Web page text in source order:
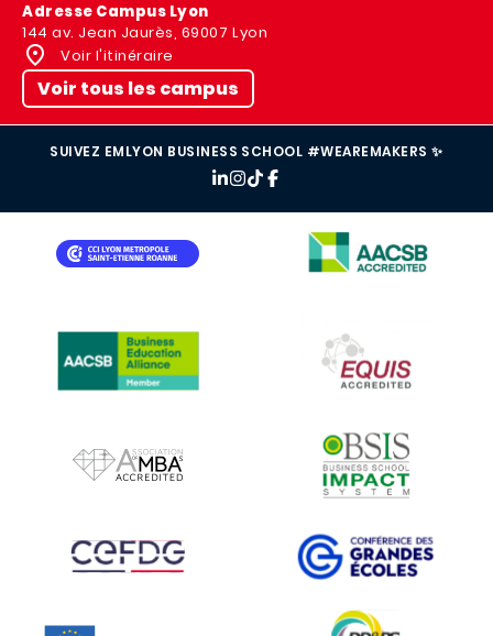
Adresse Campus Lyon
144 av. Jean Jaurès, 69007 Lyon
Voir l'itinéraire
Voir tous les campus
SUIVEZ EMLYON BUSINESS SCHOOL #WEAREMAKERS ✨
IMAGE
IMAGE
IMAGE
IMAGE
IMAGE IMAGE